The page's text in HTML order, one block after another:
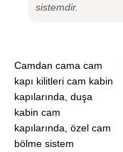
sistemdir.
Camdan cama cam
kapı kilitleri cam kabin
kapılarında, duşa
kabin cam
kapılarında, özel cam
bölme sistem